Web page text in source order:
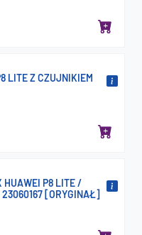
LITE Z CZUJNIKIEM
HUAWEI P8 LITE /
23060167 [ORYGINAŁ]